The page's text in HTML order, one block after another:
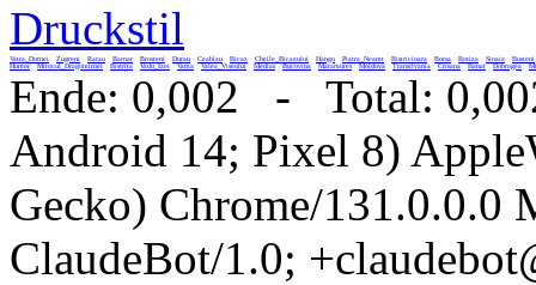
Druckstil
Vatra_Dornei Zugreni Rarau Barnar Brosteni Durau Ceahlau Bicaz Cheile_Bicazului Hangu Piatra_Neamt Bistricioara Borsa Botiza Sinaia
Busteni
Humor
Mitocul_Dragomirnei Bistrita Vadu_Izei Vama Valea_Viseului Medias Bucovina Maramures Moldova Transilvania Crisana Banat Dobrogea
Ende: 0,002 - Total:
Android 14; Pixel 8)
Gecko) Chrome/131.0.0.0
ClaudeBot/1.0;